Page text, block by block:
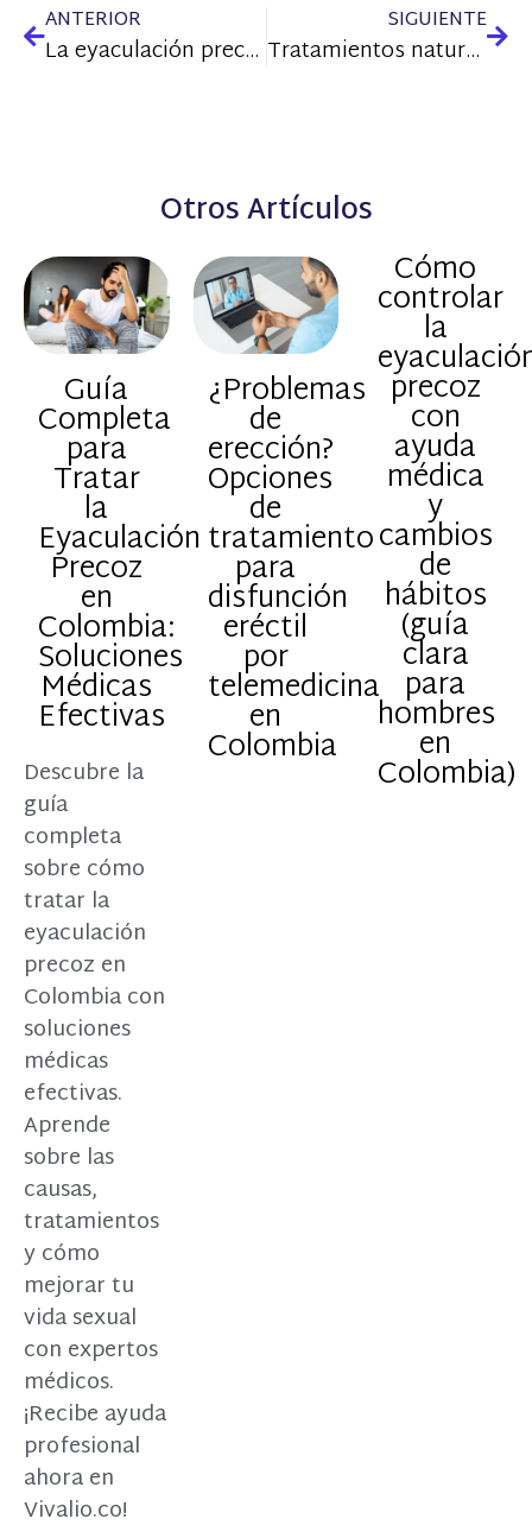
ANTERIOR
La eyaculación precoz por ansiedad
SIGUIENTE
Tratamientos naturales para la disfunción eréctil
Otros Artículos
Guía
Completa
para
Tratar
la
Eyaculación
Precoz
en
Colombia:
Soluciones
Médicas
Efectivas
Descubre la
guía
completa
sobre cómo
tratar la
eyaculación
precoz en
Colombia con
soluciones
médicas
efectivas.
Aprende
sobre las
causas,
tratamientos
y cómo
mejorar tu
vida sexual
con expertos
médicos.
¡Recibe ayuda
profesional
ahora en
Vivalio.co!
¿Problemas
de
erección?
Opciones
de
tratamiento
para
disfunción
eréctil
por
telemedicina
en
Colombia
Cómo
controlar
la
precoz
con
ayuda
médica
y
cambios
de
hábitos
(guía
clara
para
hombres
en
Colombia)